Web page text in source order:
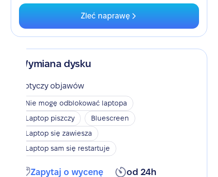
Zleć naprawę
Wymiana dysku
Dotyczy objawów
Nie mogę odblokować laptopa
Laptop piszczy
Bluescreen
Laptop się zawiesza
Laptop sam się restartuje
Zapytaj o wycenę od 24h